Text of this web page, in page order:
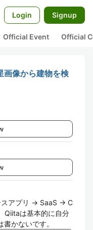
Login Signup
Official Event Official
像から建物を検
アプリ → SaaS → C
Qiitaは基本的に自分
かないです。